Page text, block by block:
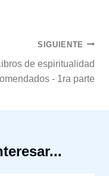
SIGUIENTE
de espiritualidad
- 1ra parte